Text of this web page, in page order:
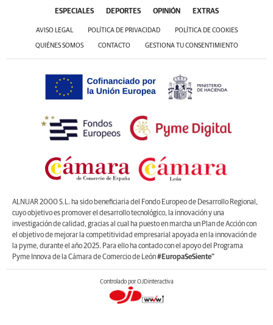
ESPECIALES DEPORTES OPINIÓN EXTRAS
AVISO LEGAL POLÍTICA DE PRIVACIDAD POLÍTICA DE COOKIES
QUIÉNES SOMOS CONTACTO GESTIONA TU CONSENTIMIENTO
ALNUAR 2000 S.L. ha sido beneficiaria del Fondo Europeo de Desarrollo Regional,
cuyo objetivo es promover el desarrollo tecnológico, la innovación y una
investigación de calidad, gracias al cual ha puesto en marcha un Plan de Acción con
el objetivo de mejorar la competitividad empresarial apoyada en la innovación de
la pyme, durante el año 2025. Para ello ha contado con el apoyo del Programa
Pyme Innova de la Cámara de Comercio de León#EuropaSeSiente”
Controlado por OJDinteractiva